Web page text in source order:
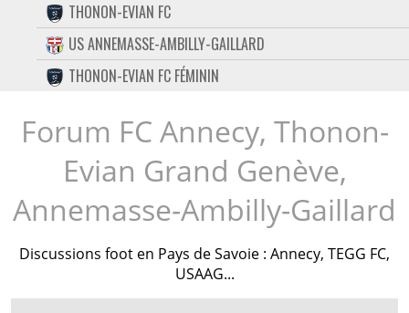
CONTACT
FACEBOOK
TWITTER
INSTAGRAM
THONON-EVIAN FC
US ANNEMASSE-AMBILLY-GAILLARD
THONON-EVIAN FC FÉMININ
Forum FC Annecy, Thonon-
Evian Grand Genève,
Annemasse-Ambilly-Gaillard
Discussions foot en Pays de Savoie : Annecy, TEGG FC,
USAAG...